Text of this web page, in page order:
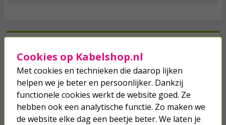
Turbo onkruidverdelger (Concentraat,
3x 100ml) | Ook voor je gazon!
43,50
40,
Cookies op Kabelshop.nl
Met cookies en technieken die daarop lijken
helpen we je beter en persoonlijker. Dankzij
functionele cookies werkt de website goed. Ze
hebben ook een analytische functie. Zo maken we
de website elke dag een beetje beter. We laten je